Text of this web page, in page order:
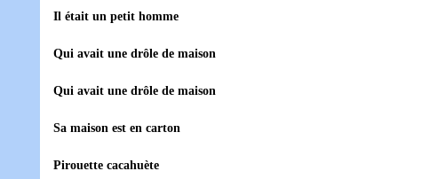
Il était un petit homme
Qui avait une drôle de maison
Qui avait une drôle de maison
Sa maison est en carton
Pirouette cacahuète